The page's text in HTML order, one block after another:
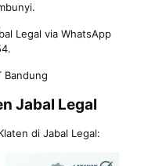
Legal via WhatsApp
Bandung
Jabal Legal
di Jabal Legal: